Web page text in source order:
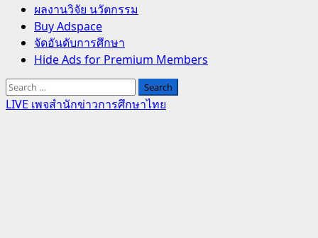
ผลงานวิจัย นวัตกรรม
Buy Adspace
จัดอันดับการศึกษา
Hide Ads for Premium Members
Search
for:
LIVE เพจสำนักข่าวการศึกษาไทย